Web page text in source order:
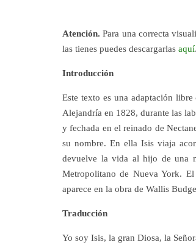
Atención.Para una correcta
las tienes puedes descargarlas aquí.
Introducción
Este texto es una adaptación
Alejandría en 1828, durante las
y fechada en el reinado de
su nombre. En ella Isis viaja
devuelve la vida al hijo de una
Metropolitano de Nueva York.
aparece en la obra de Wallis
Traducción
Yo soy Isis, la gran Diosa, la